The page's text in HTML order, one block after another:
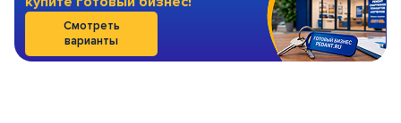
Смотреть
варианты